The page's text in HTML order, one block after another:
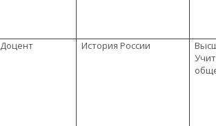
Доцент История России